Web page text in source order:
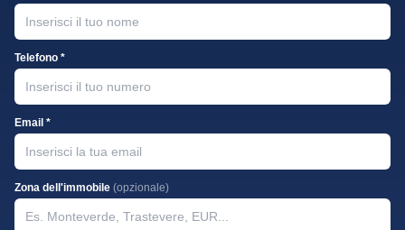
Telefono *
Email *
Zona dell'immobile (opzionale)